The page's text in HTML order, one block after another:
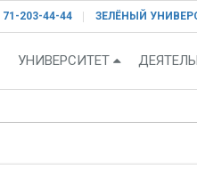
71-203-44-44 ЗЕЛЁНЫЙ
УНИВЕРСИТЕТ